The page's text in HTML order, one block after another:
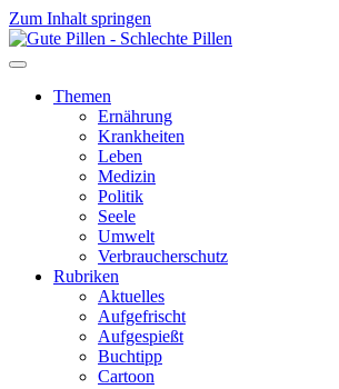
Zum Inhalt springen
Themen
Ernährung
Krankheiten
Leben
Medizin
Politik
Seele
Umwelt
Verbraucherschutz
Rubriken
Aktuelles
Aufgefrischt
Aufgespießt
Buchtipp
Cartoon